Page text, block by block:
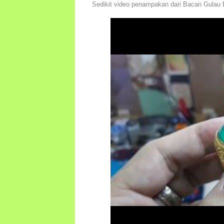
Sedikit video penampakan dari Bacan Gulau